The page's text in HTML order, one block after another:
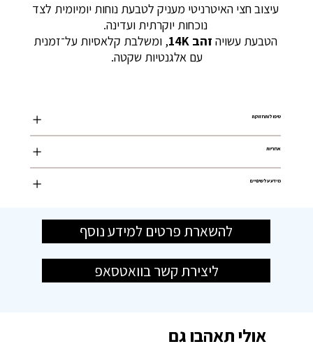
עיצוב חצי האיטרניטי מעניק לטבעת נוחות יומיומית לצד
נוכחות יוקרתית ועדינה.
הטבעת עשויה זהב 14K
, ומשלבת קלאסיות על־זמנית
עם אלגנטיות שקטה.
טיפול ותחזוקה
אחריות
מידע על שינויים
להשארת פרטים למידע נוסף
ליצירת קשר בוואטסאפ
אולי תאהבו גם